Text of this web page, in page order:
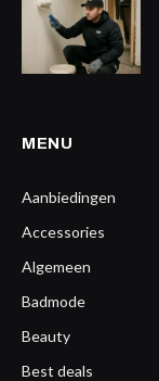
MENU
Aanbiedingen
Accessories
Algemeen
Badmode
Beauty
Best deals